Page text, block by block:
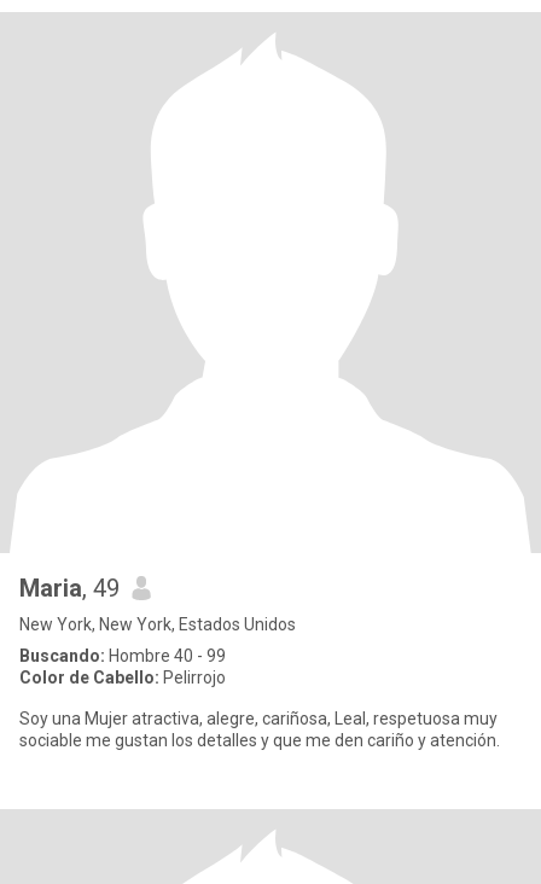
Maria, 49
New York, New York, Estados Unidos
Buscando: Hombre 40 - 99
Color de Cabello: Pelirrojo
Soy una Mujer atractiva, alegre, cariñosa, Leal, respetuosa muy
sociable me gustan los detalles y que me den cariño y atención.